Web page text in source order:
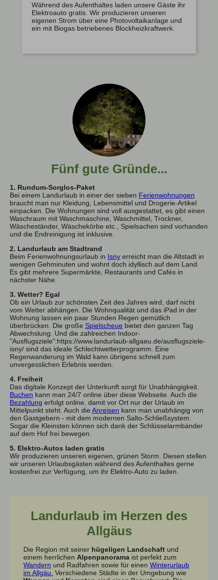
Während des Aufenthaltes laden unsere Gäste ihr
Elektroauto gratis. Wir produzieren unseren
eigenen Strom über eine Photovoltaikanlage und
ein mit Biogas betriebenes Blockheizkraftwerk.
Fünf gute Gründe...
1. Rundum-Sorglos-Paket
Bei einem Landurlaub in einer der sieben Ferienwohnungen
braucht man nur Kleidung, Lebensmittel und Drogerie-Artikel
einpacken. Die Wohnungen sind voll ausgestattet, es gibt einen
Waschraum mit Waschmaschine, Waschmittel, Trockner,
Wäscheständer, Wäschekörbe etc., Spielsachen sind vorhanden
und die Endreinigung ist inklusive.
2. Landurlaub am Stadtrand
Beim Ferienwohnungsurlaub in Isny erreicht man die Altstadt in
wenigen Gehminuten und wohnt doch idyllisch auf dem Land.
Es gibt mehrere Supermärkte, Restaurants und Cafés in
nächster Nähe.
3. Wetter? Egal
Ob ein Urlaub zur schönsten Zeit des Jahres wird, darf nicht
vom Wetter abhängen. Die Wohnqualität und das iPad in der
Wohnung lassen ein paar Stunden Regen gemütlich
überbrücken. Die große Spielscheue bietet den ganzen Tag
Abwechslung. Und die zahlreichen Indoor-
"Ausflugsziele":https://www.landurlaub-allgaeu.de/ausflugsziele-
isny/ sind das ideale Schlechtwetterprogramm. Eine
Regenwanderung im Wald kann übrigens schnell zum
unvergesslichen Erlebnis werden.
4. Freiheit
Das digitale Konzept der Unterkunft sorgt für Unabhängigkeit.
Buchen kann man 24/7 online über diese Webseite. Auch die
Bezahlung erfolgt online, damit vor Ort nur der Urlaub im
Mittelpunkt steht. Auch die Anreisen kann man unabhängig von
den Gastgebern - mit dem modernen Salto-Schließsystem.
Sogar die Kleinsten können sich dank der Schlüsselarmbänder
auf dem Hof frei bewegen.
5. Elektro-Autos laden gratis
Wir produzieren unseren eigenen, grünen Storm. Diesen stellen
wir unseren Urlaubsgästen während des Aufenthaltes gerne
kostenfrei zur Verfügung, um ihr Elektro-Auto zu laden.
Landurlaub im Herzen des
Allgäus
Die Region mit seiner hügeligen Landschaft und
einem herrlichen Alpenpanorama ist perfekt zum
Wandern und Radfahren sowie für einen Winterurlaub
im Allgäu. Verschiedene Städte in der Umgebung wie